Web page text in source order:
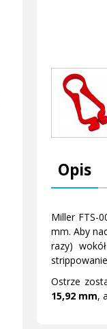
Opis
Miller FTS-
mm. Aby
razy)
Ostrze
15,92 mm,